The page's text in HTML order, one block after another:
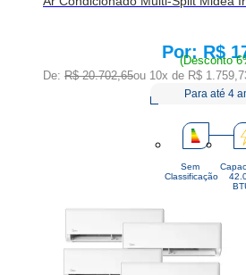
R$
(Desconto
De: R$ 20.702,65ou 10x de R$
Para até 4
Sem
Classificação